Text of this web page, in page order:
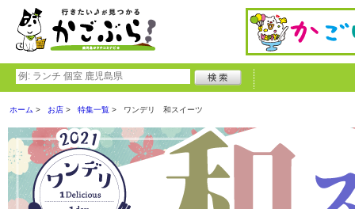
ホーム お店 特集一覧 ワンデリ 和スイーツ